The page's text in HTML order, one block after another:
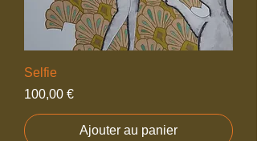
Selfie
Prix
100,00 €
Ajouter au panier